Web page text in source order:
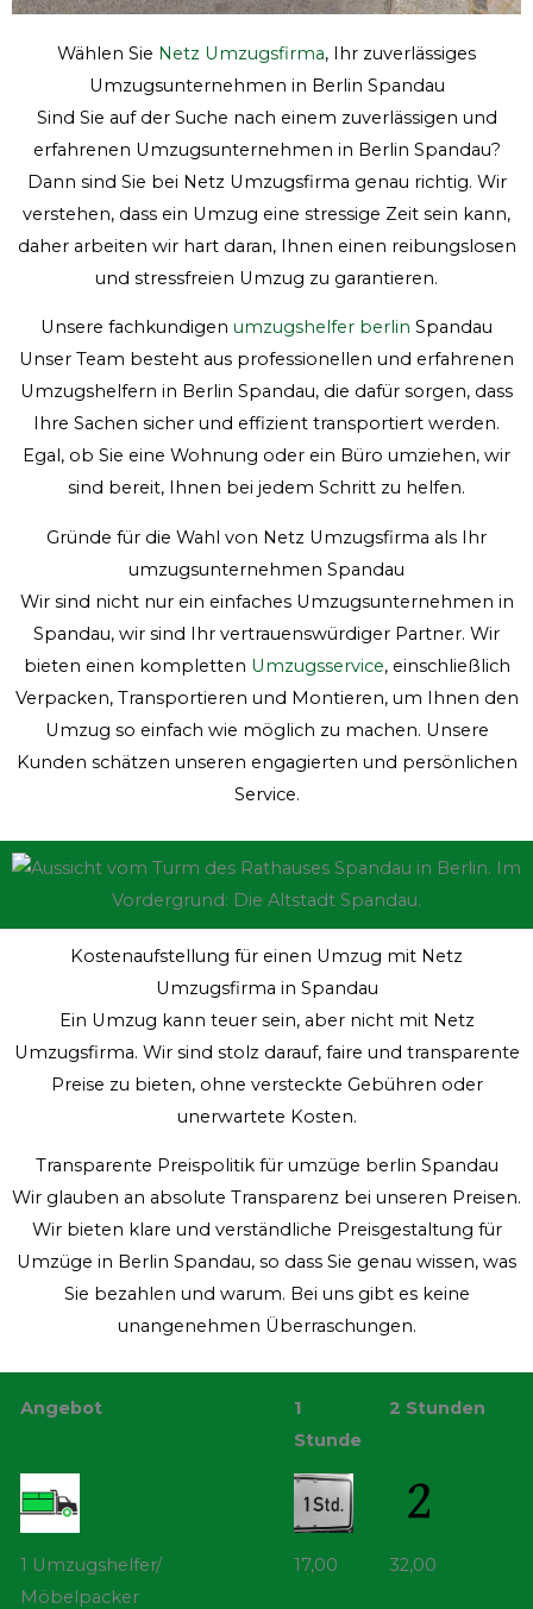
Wählen Sie Netz Umzugsfirma, Ihr zuverlässiges
Umzugsunternehmen in Berlin Spandau
Sind Sie auf der Suche nach einem zuverlässigen und
erfahrenen Umzugsunternehmen in Berlin Spandau?
Dann sind Sie bei Netz Umzugsfirma genau richtig. Wir
verstehen, dass ein Umzug eine stressige Zeit sein kann,
daher arbeiten wir hart daran, Ihnen einen reibungslosen
und stressfreien Umzug zu garantieren.
Unsere fachkundigen umzugshelfer berlin Spandau
Unser Team besteht aus professionellen und erfahrenen
Umzugshelfern in Berlin Spandau, die dafür sorgen, dass
Ihre Sachen sicher und effizient transportiert werden.
Egal, ob Sie eine Wohnung oder ein Büro umziehen, wir
sind bereit, Ihnen bei jedem Schritt zu helfen.
Gründe für die Wahl von Netz Umzugsfirma als Ihr
umzugsunternehmen Spandau
Wir sind nicht nur ein einfaches Umzugsunternehmen in
Spandau, wir sind Ihr vertrauenswürdiger Partner. Wir
bieten einen kompletten Umzugsservice, einschließlich
Verpacken, Transportieren und Montieren, um Ihnen den
Umzug so einfach wie möglich zu machen. Unsere
Kunden schätzen unseren engagierten und persönlichen
Service.
Kostenaufstellung für einen Umzug mit Netz
Umzugsfirma in Spandau
Ein Umzug kann teuer sein, aber nicht mit Netz
Umzugsfirma. Wir sind stolz darauf, faire und transparente
Preise zu bieten, ohne versteckte Gebühren oder
unerwartete Kosten.
Transparente Preispolitik für umzüge berlin Spandau
Wir glauben an absolute Transparenz bei unseren Preisen.
Wir bieten klare und verständliche Preisgestaltung für
Umzüge in Berlin Spandau, so dass Sie genau wissen, was
Sie bezahlen und warum. Bei uns gibt es keine
unangenehmen Überraschungen.
Angebot
1
Stunde
2 Stunden
1 Umzugshelfer/
Möbelpacker
17,00 32,00